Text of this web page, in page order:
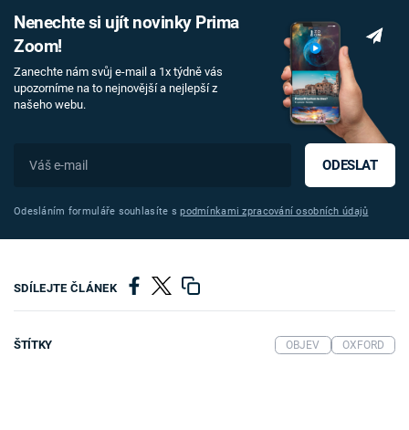
Nenechte si ujít novinky Prima
Zoom!
Zanechte nám svůj e-mail a 1x týdně vás
upozorníme na to nejnovější a nejlepší z
našeho webu.
ODESLAT
Odesláním formuláře souhlasíte spodmínkami zpracování osobních údajů
SDÍLEJTE ČLÁNEK
ŠTÍTKY OBJEV OXFORD